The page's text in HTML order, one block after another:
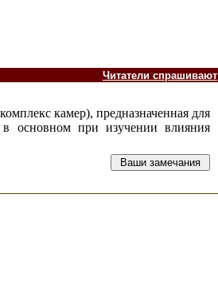
Читатели спрашивают
камер), предназначенная для
основном при изучении влияния